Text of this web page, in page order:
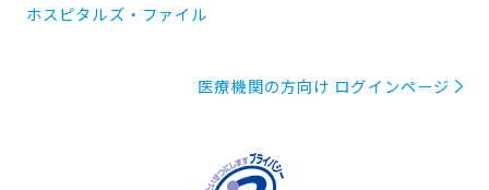
ホスピタルズ・ファイル
医療機関の方向け ログインページ